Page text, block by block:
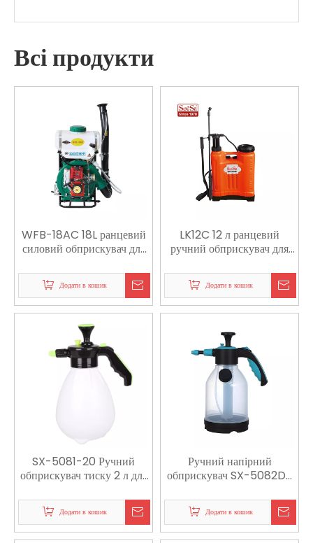
Всі продукти
WFB-18AC 18L ранцевий
силовий обприскувач для
дезінфекції сільського
господарства
Додати в кошик
LK12C 12 л ранцевий
ручний обприскувач для
садівництва та боротьби зі
шкідниками
Додати в кошик
SX-5081-20 Ручний
обприскувач тиску 2 л для
та санітарії
Додати в кошик
Ручний напірний
обприскувач SX-5082D-
Додати в кошик